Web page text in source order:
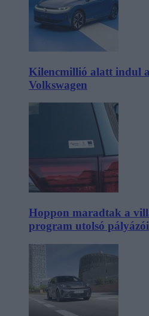
Kilencmillió alatt indul
Volkswagen
Hoppon maradtak a
program utolsó pályázói